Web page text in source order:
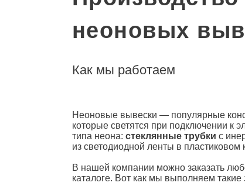
неоновых
Как мы работаем
Неоновые вывески — популярные
которые светятся при подключении к
типа неона: стеклянные трубки с
из светодиодной ленты в пластиковом
В нашей компании можно заказать
каталоге. Вот как мы выполняем такие